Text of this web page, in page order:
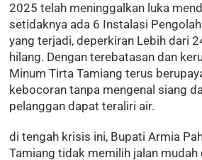
2025 telah meninggalkan luka
setidaknya ada 6 Instalasi
yang terjadi, deperkiran Lebih dari
hilang. Dengan terebatasan dan
Minum Tirta Tamiang terus
kebocoran tanpa mengenal siang
pelanggan dapat teraliri air.
di tengah krisis ini, Bupati Armia
Tamiang tidak memilih jalan